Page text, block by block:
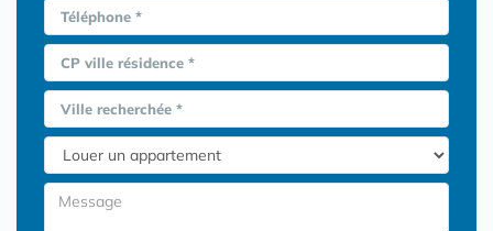
Téléphone *
CP ville résidence *
Ville recherchée *